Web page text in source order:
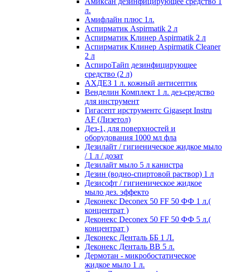
л.
Амифлайн плюс 1л.
Аспирматик Aspirmatik 2 л
Аспирматик Клинер Aspirmatik 2 л
Аспирматик Клинер Aspirmatik Cleaner
2 л
АспироТайп дезинфицирующее
средство (2 л)
АХДЕЗ 1 л. кожный антисептик
Венделин Комплект 1 л. дез-средство
для инструмент
Гигасепт ирструментс Gigasept Instru
AF (Лизетол)
Дез-1, для поверхностей и
оборудования 1000 мл фла
Дезилайт / гигиеническое жидкое мыло
/ 1 л / дозат
Дезилайт мыло 5 л канистра
Дезин (водно-спиртовой раствор) 1 л
Дезисофт / гигиеническое жидкое
мыло дез. эффекто
Деконекс Deconex 50 FF 50 ФФ 1 л.(
концентрат )
Деконекс Deconex 50 FF 50 ФФ 5 л.(
концентрат )
Деконекс Денталь ББ 1 Л.
Деконекс Денталь ВВ 5 л.
Дермотан - микробостатическое
жидкое мыло 1 л.